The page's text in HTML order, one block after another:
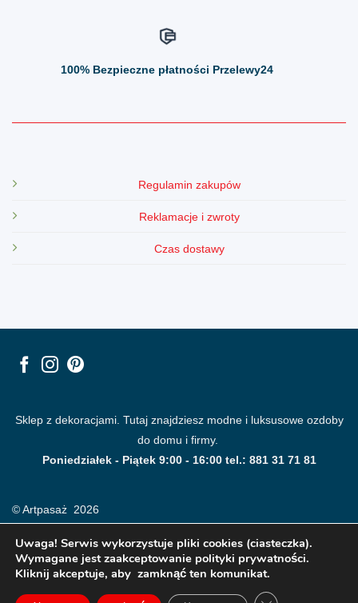
100% Bezpieczne płatności Przelewy24
Regulamin zakupów
Reklamacje i zwroty
Czas dostawy
Sklep z dekoracjami. Tutaj znajdziesz modne i luksusowe ozdoby
do domu i firmy.
Poniedziałek - Piątek 9:00 - 16:00 tel.: 881 31 71 81
© Artpasaż 2026
Uwaga! Serwis wykorzystuje pliki cookies (ciasteczka).
Wymagane jest zaakceptowanie polityki prywatności.
Kliknij akceptuje, aby zamknąć ten komunikat.